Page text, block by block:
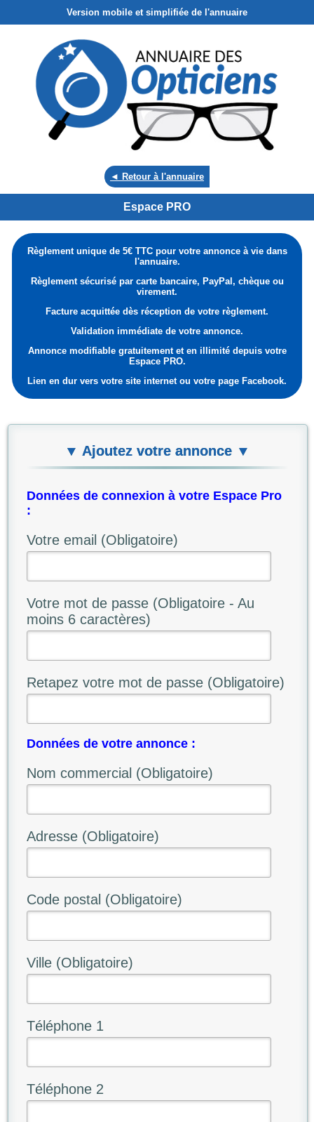
Version mobile et simplifiée de l'annuaire
◄ Retour à l'annuaire
Espace PRO
Règlement unique de 5€ TTC pour votre annonce à vie dans
l'annuaire.
Règlement sécurisé par carte bancaire, PayPal, chèque ou
virement.
Facture acquittée dès réception de votre règlement.
Validation immédiate de votre annonce.
Annonce modifiable gratuitement et en illimité depuis votre
Espace PRO.
Lien en dur vers votre site internet ou votre page Facebook.
▼ Ajoutez votre annonce ▼
Données de connexion à votre Espace Pro
:
Votre email (Obligatoire)
Votre mot de passe (Obligatoire - Au
moins 6 caractères)
Retapez votre mot de passe (Obligatoire)
Données de votre annonce :
Nom commercial (Obligatoire)
Adresse (Obligatoire)
Code postal (Obligatoire)
Ville (Obligatoire)
Téléphone 1
Téléphone 2